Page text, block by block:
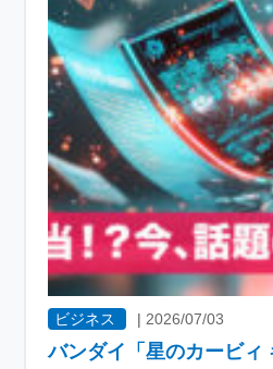
ビジネス |2026/07/03
バンダイ「星のカービィ